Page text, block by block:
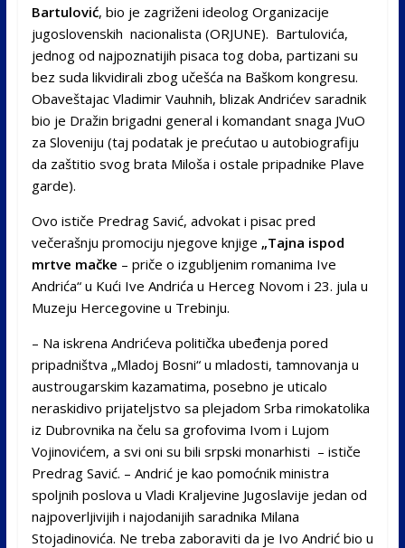
Bartulović, bio je zagriženi ideolog Organizacije
jugoslovenskih nacionalista (ORJUNE). Bartulovića,
jednog od najpoznatijih pisaca tog doba, partizani su
bez suda likvidirali zbog učešća na Baškom kongresu.
Obaveštajac Vladimir Vauhnih, blizak Andrićev saradnik
bio je Dražin brigadni general i komandant snaga JVuO
za Sloveniju (taj podatak je prećutao u autobiografiju
da zaštitio svog brata Miloša i ostale pripadnike Plave
garde).
Ovo ističe Predrag Savić, advokat i pisac pred
večerašnju promociju njegove knjige „Tajna ispod
mrtve mačke – priče o izgubljenim romanima Ive
Andrića“ u Kući Ive Andrića u Herceg Novom i 23. jula u
Muzeju Hercegovine u Trebinju.
– Na iskrena Andrićeva politička ubeđenja pored
pripadništva „Mladoj Bosni“ u mladosti, tamnovanja u
austrougarskim kazamatima, posebno je uticalo
neraskidivo prijateljstvo sa plejadom Srba rimokatolika
iz Dubrovnika na čelu sa grofovima Ivom i Lujom
Vojinovićem, a svi oni su bili srpski monarhisti – ističe
Predrag Savić. – Andrić je kao pomoćnik ministra
spoljnih poslova u Vladi Kraljevine Jugoslavije jedan od
najpoverljivijih i najodanijih saradnika Milana
Stojadinovića. Ne treba zaboraviti da je Ivo Andrić bio u